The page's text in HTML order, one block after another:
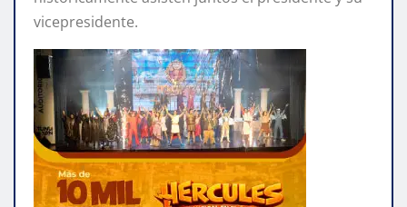
vicepresidente.